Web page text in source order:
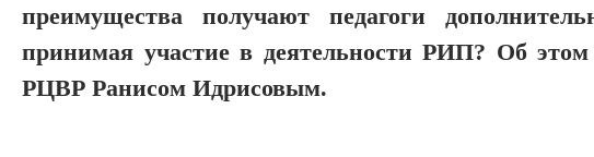
преимущества получают педагоги
принимая участие в деятельности РИП? Об
РЦВР Ранисом Идрисовым.